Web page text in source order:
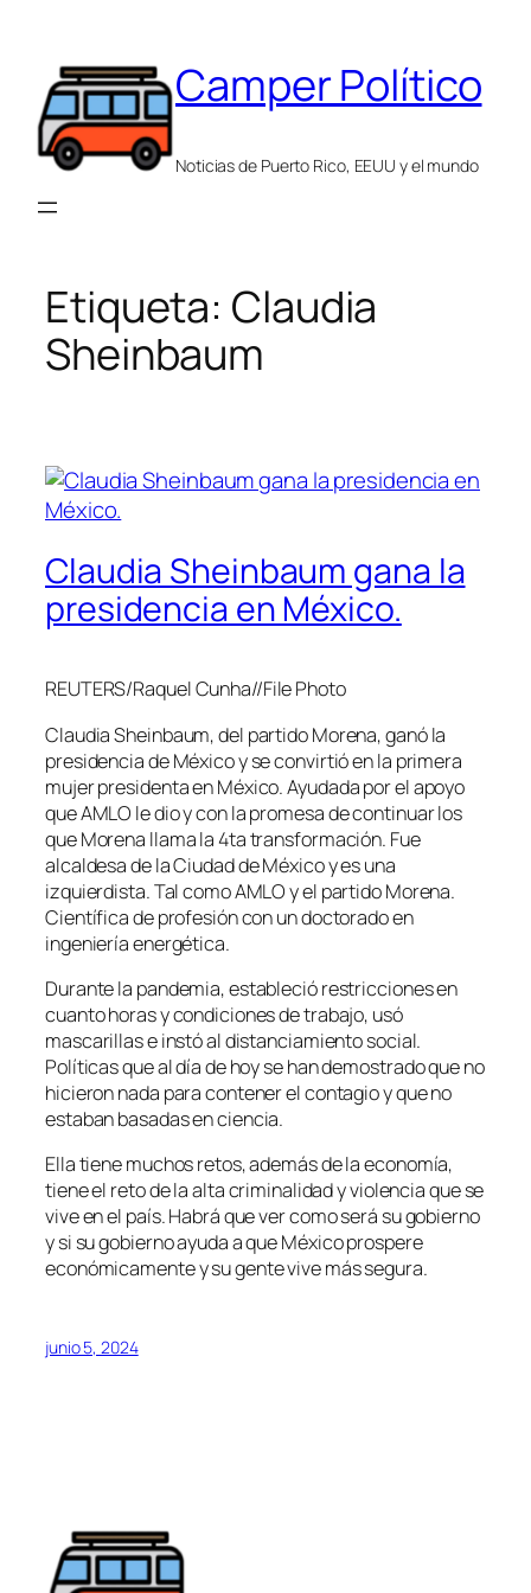
contenido
Camper Político
Noticias de Puerto Rico, EEUU y el mundo
Etiqueta: Claudia
Sheinbaum
Claudia Sheinbaum gana la
presidencia en México.
REUTERS/Raquel Cunha//File Photo
Claudia Sheinbaum, del partido Morena, ganó la
presidencia de México y se convirtió en la primera
mujer presidenta en México. Ayudada por el apoyo
que AMLO le dio y con la promesa de continuar los
que Morena llama la 4ta transformación. Fue
alcaldesa de la Ciudad de México y es una
izquierdista. Tal como AMLO y el partido Morena.
Científica de profesión con un doctorado en
ingeniería energética.
Durante la pandemia, estableció restricciones en
cuanto horas y condiciones de trabajo, usó
mascarillas e instó al distanciamiento social.
Políticas que al día de hoy se han demostrado que no
hicieron nada para contener el contagio y que no
estaban basadas en ciencia.
Ella tiene muchos retos, además de la economía,
tiene el reto de la alta criminalidad y violencia que se
vive en el país. Habrá que ver como será su gobierno
y si su gobierno ayuda a que México prospere
económicamente y su gente vive más segura.
junio 5, 2024